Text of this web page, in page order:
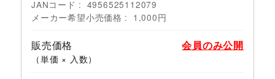
JANコード
4956525112079
メーカー希望小売価格
1,000円
販売価格
（単価 × 入数）
会員のみ公開